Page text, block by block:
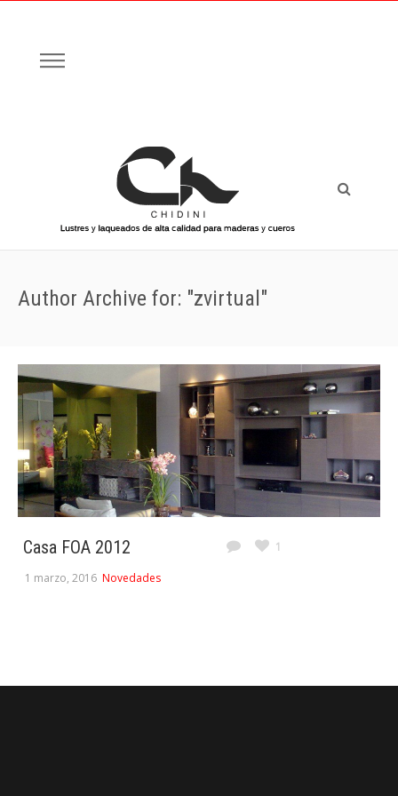
Author Archive for: "zvirtual"
Casa FOA 2012 1
1 marzo, 2016 Novedades